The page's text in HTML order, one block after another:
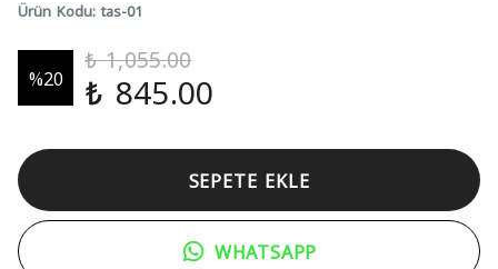
Ürün Kodu: tas-01
%20
₺ 1,055.00
₺ 845.00
SEPETE EKLE
WHATSAPP